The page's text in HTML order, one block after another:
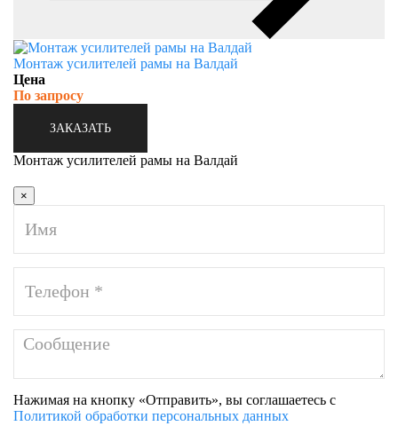
Монтаж усилителей рамы на Валдай
Цена
По запросу
ЗАКАЗАТЬ
Монтаж усилителей рамы на Валдай
×
Нажимая на кнопку «Отправить», вы соглашаетесь с
Политикой обработки персональных данных